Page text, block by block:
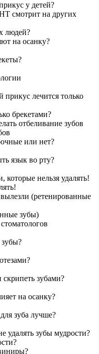
у детей?
людей?
брекетами?
зубы)